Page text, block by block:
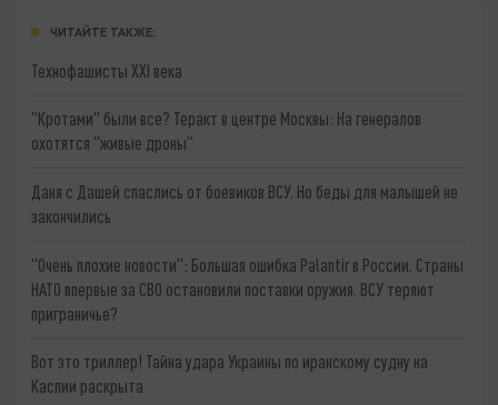
ЧИТАЙТЕ ТАКЖЕ:
Технофашисты XXI века
"Кротами" были все? Теракт в центре Москвы: На генералов
охотятся "живые дроны"
Даня с Дашей спаслись от боевиков ВСУ. Но беды для малышей не
закончились
"Очень плохие новости": Большая ошибка Palantir в России. Страны
НАТО впервые за СВО остановили поставки оружия. ВСУ теряют
приграничье?
Вот это триллер! Тайна удара Украины по иранскому судну на
Каспии раскрыта